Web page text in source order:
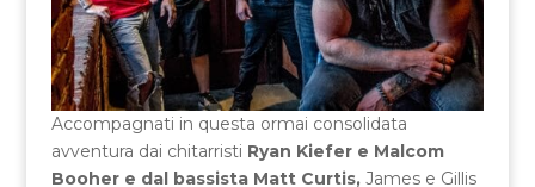
Accompagnati in questa ormai consolidata
avventura dai chitarristi Ryan Kiefer e Malcom
Booher e dal bassista Matt Curtis,James e Gillis